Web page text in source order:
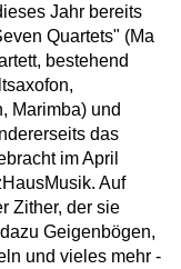
Jahr bereits
Quartets" (Ma
bestehend
Marimba) und
das
im April
Auf
Zither, der sie
Geigenbögen,
und vieles mehr -